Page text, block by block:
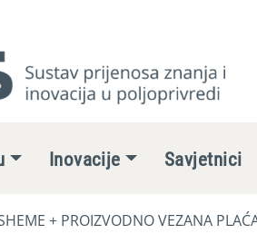
Inovacije Savjetnici
+ PROIZVODNO VEZANA